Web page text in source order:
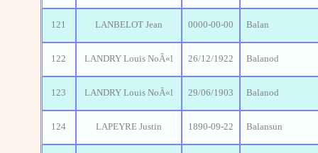
121 LANBELOT Jean 0000-00-00 Balan
122 LANDRY Louis NoÃ«l 26/12/1922 Balanod
123 LANDRY Louis NoÃ«l 29/06/1903 Balanod
124 LAPEYRE Justin 1890-09-22 Balansun